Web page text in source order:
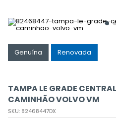
Genuína Renovada
TAMPA LE GRADE
CAMINHÃO VOLVO VM
SKU: 82468447DX